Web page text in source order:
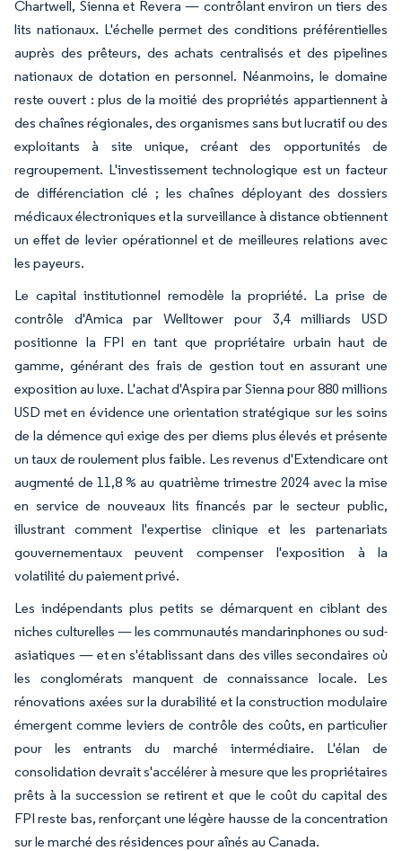
Chartwell, Sienna et Revera — contrôlant environ un tiers des
lits nationaux. L'échelle permet des conditions préférentielles
auprès des prêteurs, des achats centralisés et des pipelines
nationaux de dotation en personnel. Néanmoins, le domaine
reste ouvert : plus de la moitié des propriétés appartiennent à
des chaînes régionales, des organismes sans but lucratif ou des
exploitants à site unique, créant des opportunités de
regroupement. L'investissement technologique est un facteur
de différenciation clé ; les chaînes déployant des dossiers
médicaux électroniques et la surveillance à distance obtiennent
un effet de levier opérationnel et de meilleures relations avec
les payeurs.
Le capital institutionnel remodèle la propriété. La prise de
contrôle d'Amica par Welltower pour 3,4 milliards USD
positionne la FPI en tant que propriétaire urbain haut de
gamme, générant des frais de gestion tout en assurant une
exposition au luxe. L'achat d'Aspira par Sienna pour 880 millions
USD met en évidence une orientation stratégique sur les soins
de la démence qui exige des per diems plus élevés et présente
un taux de roulement plus faible. Les revenus d'Extendicare ont
augmenté de 11,8 % au quatrième trimestre 2024 avec la mise
en service de nouveaux lits financés par le secteur public,
illustrant comment l'expertise clinique et les partenariats
gouvernementaux peuvent compenser l'exposition à la
volatilité du paiement privé.
Les indépendants plus petits se démarquent en ciblant des
niches culturelles — les communautés mandarinphones ou sud-
asiatiques — et en s'établissant dans des villes secondaires où
les conglomérats manquent de connaissance locale. Les
rénovations axées sur la durabilité et la construction modulaire
émergent comme leviers de contrôle des coûts, en particulier
pour les entrants du marché intermédiaire. L'élan de
consolidation devrait s'accélérer à mesure que les propriétaires
prêts à la succession se retirent et que le coût du capital des
FPI reste bas, renforçant une légère hausse de la concentration
sur le marché des résidences pour aînés au Canada.